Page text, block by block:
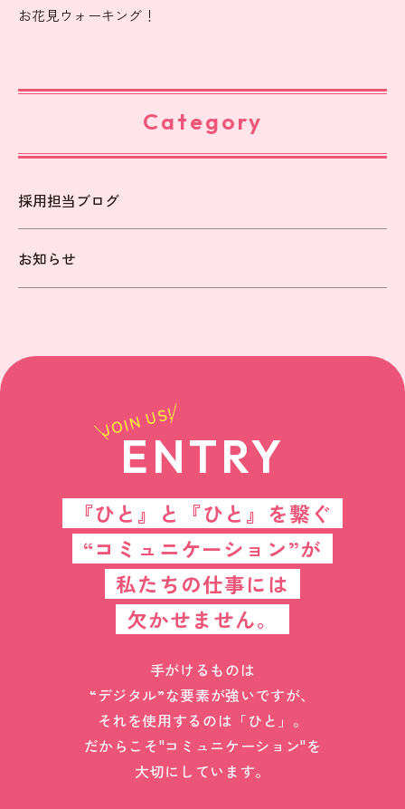
お花見ウォーキング！
Category
採用担当ブログ
お知らせ
JOIN US!
ENTRY
『ひと』と『ひと』を繋ぐ
“コミュニケーション”が
私たちの仕事には
欠かせません。
手がけるものは
“デジタル”な要素が強いですが、
それを使用するのは「ひと」。
だからこそ"コミュニケーション"を
大切にしています。